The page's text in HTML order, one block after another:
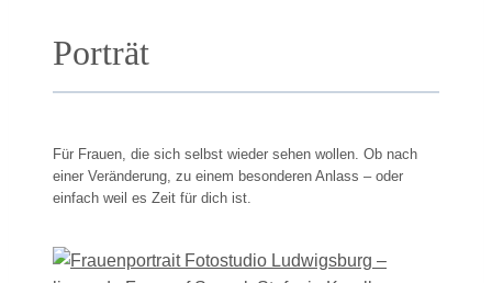
Porträt
Für Frauen, die sich selbst wieder sehen wollen. Ob nach
einer Veränderung, zu einem besonderen Anlass – oder
einfach weil es Zeit für dich ist.